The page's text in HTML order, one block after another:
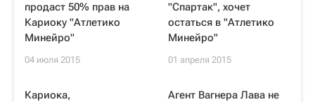
продаст 50% прав на
Кариоку "Атлетико
Минейро"
04 июля 2015
"Спартак", хочет
остаться в "Атлетико
Минейро"
01 апреля 2015
Кариока,
Агент Вагнера Лава не